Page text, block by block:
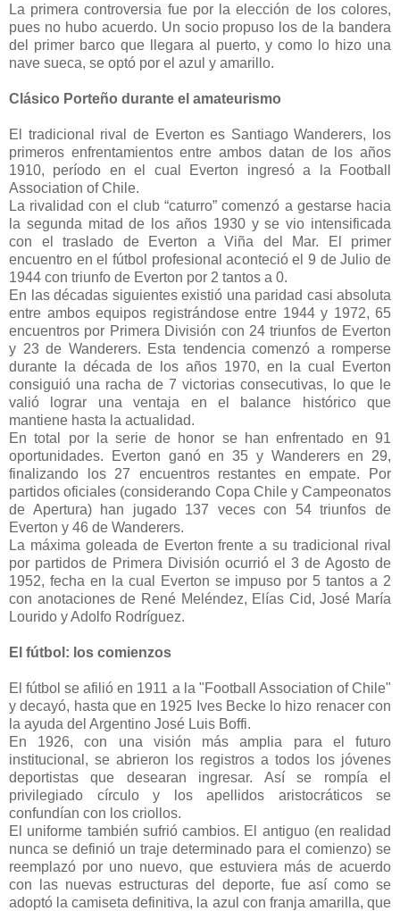
La primera controversia fue por la elección de los colores,
pues no hubo acuerdo. Un socio propuso los de la bandera
del primer barco que llegara al puerto, y como lo hizo una
nave sueca, se optó por el azul y amarillo.
Clásico Porteño durante el amateurismo
El tradicional rival de Everton es Santiago Wanderers, los
primeros enfrentamientos entre ambos datan de los años
1910, período en el cual Everton ingresó a la Football
Association of Chile.
La rivalidad con el club “caturro” comenzó a gestarse hacia
la segunda mitad de los años 1930 y se vio intensificada
con el traslado de Everton a Viña del Mar. El primer
encuentro en el fútbol profesional aconteció el 9 de Julio de
1944 con triunfo de Everton por 2 tantos a 0.
En las décadas siguientes existió una paridad casi absoluta
entre ambos equipos registrándose entre 1944 y 1972, 65
encuentros por Primera División con 24 triunfos de Everton
y 23 de Wanderers. Esta tendencia comenzó a romperse
durante la década de los años 1970, en la cual Everton
consiguió una racha de 7 victorias consecutivas, lo que le
valió lograr una ventaja en el balance histórico que
mantiene hasta la actualidad.
En total por la serie de honor se han enfrentado en 91
oportunidades. Everton ganó en 35 y Wanderers en 29,
finalizando los 27 encuentros restantes en empate. Por
partidos oficiales (considerando Copa Chile y Campeonatos
de Apertura) han jugado 137 veces con 54 triunfos de
Everton y 46 de Wanderers.
La máxima goleada de Everton frente a su tradicional rival
por partidos de Primera División ocurrió el 3 de Agosto de
1952, fecha en la cual Everton se impuso por 5 tantos a 2
con anotaciones de René Meléndez, Elías Cid, José María
Lourido y Adolfo Rodríguez.
El fútbol: los comienzos
El fútbol se afilió en 1911 a la "Football Association of Chile"
y decayó, hasta que en 1925 Ives Becke lo hizo renacer con
la ayuda del Argentino José Luis Boffi.
En 1926, con una visión más amplia para el futuro
institucional, se abrieron los registros a todos los jóvenes
deportistas que desearan ingresar. Así se rompía el
privilegiado círculo y los apellidos aristocráticos se
confundían con los criollos.
El uniforme también sufrió cambios. El antiguo (en realidad
nunca se definió un traje determinado para el comienzo) se
reemplazó por uno nuevo, que estuviera más de acuerdo
con las nuevas estructuras del deporte, fue así como se
adoptó la camiseta definitiva, la azul con franja amarilla, que